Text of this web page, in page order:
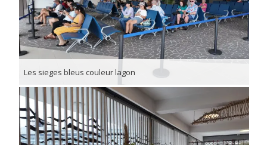
Les sieges bleus couleur lagon